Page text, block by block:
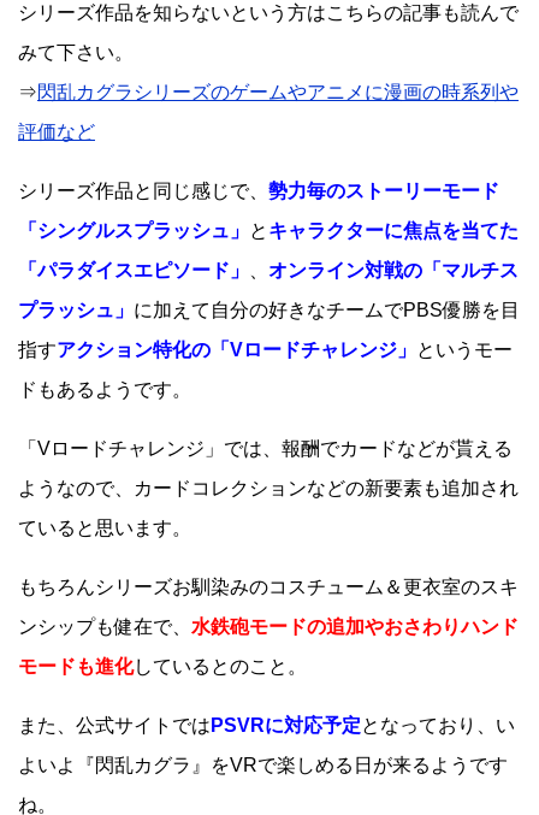
シリーズ作品を知らないという方はこちらの記事も読んで
みて下さい。
⇒閃乱カグラシリーズのゲームやアニメに漫画の時系列や
評価など
シリーズ作品と同じ感じで、 勢力毎のストーリーモード
「シングルスプラッシュ」 と キャラクターに焦点を当てた
「パラダイスエピソード」
オンライン対戦の「マルチス
プラッシュ」 に加えて自分の好きなチームでPBS優勝を目
指すアクション特化の「Vロードチャレンジ」 というモー
ドもあるようです。
「Vロードチャレンジ」では、報酬でカードなどが貰える
ようなので、カードコレクションなどの新要素も追加され
ていると思います。
もちろんシリーズお馴染みのコスチューム＆更衣室のスキ
ンシップも健在で、 水鉄砲モードの追加やおさわりハンド
モードも進化しているとのこと。
また、公式サイトでは PSVRに対応予定となっており、い
よいよ『閃乱カグラ』をVRで楽しめる日が来るようです
ね。